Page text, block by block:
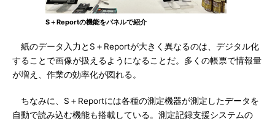
S＋Reportの機能をパネルで紹介
紙のデータ入力とS＋Reportが大きく異なるのは、デジタル化
することで画像が扱えるようになることだ。多くの帳票で情報量
が増え、作業の効率化が図れる。
ちなみに、S＋Reportには各種の測定機器が測定したデータを
自動で読み込む機能も搭載している。測定記録支援システムの